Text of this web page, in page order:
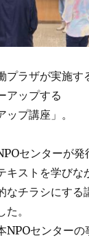
プラザが実施す
アップする
ップ講座」。
センターが発
キストを学びな
なチラシにする
。
NPOセンターの